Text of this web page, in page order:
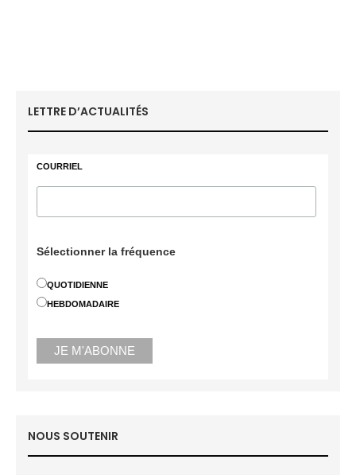
LETTRE D’ACTUALITÉS
COURRIEL
Sélectionner la fréquence
QUOTIDIENNE
HEBDOMADAIRE
NOUS SOUTENIR